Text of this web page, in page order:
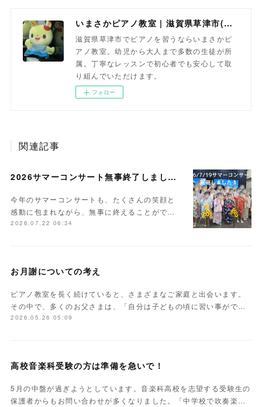
いまさかピアノ教室 | 滋賀県草津市(南草津)のピアノ教室
滋賀県草津市でピアノを習うならいまさかピ
アノ教室。幼児から大人まで多数の生徒が所
属。丁寧なレッスンで初心者でも安心して取
り組んでいただけます。
フォロー
関連記事
2026サマーコンサート無事終了しました。
今年のサマーコンサートも、たくさんの笑顔と
感動に包まれながら、無事に終えることがで…
2026.07.22 06:34
お月謝についての考え
ピアノ教室を長く続けていると、さまざまなご家庭と出会います。
その中で、多くのお父さまは、「自分は子どもの頃に習い事がで…
2026.05.26 05:09
高校音楽科受験の方は準備を急いで！
5月の中盤が過ぎようとしています。音楽科高校を志望する受験生の
保護者からもお問い合わせが多くなりました。「中学校で吹奏楽…